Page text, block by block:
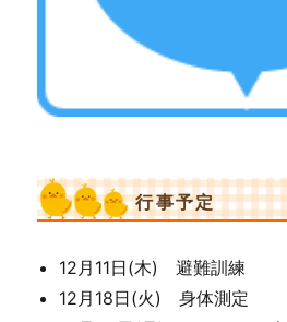
行事予定
12月11日(木) 避難訓練
12月18日(火) 身体測定